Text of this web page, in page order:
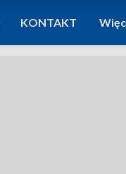
KONTAKT